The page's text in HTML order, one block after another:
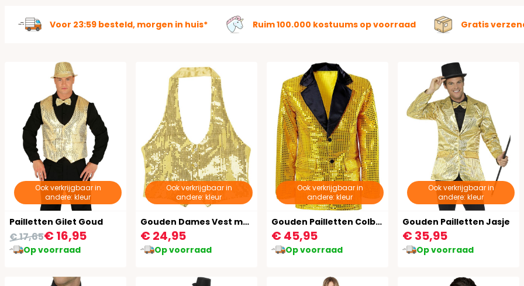
Voor 23:59 besteld, morgen in huis* Ruim 100.000 kostuums op voorraad Gratis
Ook verkrijgbaar in
andere: kleur
Pailletten Gilet Goud
€ 16,95
€ 17,65
Op voorraad
Ook verkrijgbaar in
andere: kleur
Gouden Dames Vest met Pailletten
€ 24,95
Op voorraad
Ook verkrijgbaar in
andere: kleur
Gouden Pailletten Colbert
€ 45,95
Op voorraad
Ook verkrijgbaar in
andere: kleur
Gouden Pailletten Jasje
€ 35,95
Op voorraad